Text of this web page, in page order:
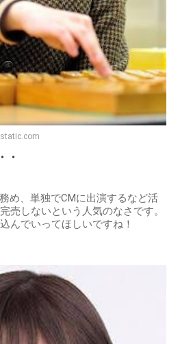
・
め、単独でCMに出演するなど活
売しないという人気のなさです。
んでいってほしいですね！